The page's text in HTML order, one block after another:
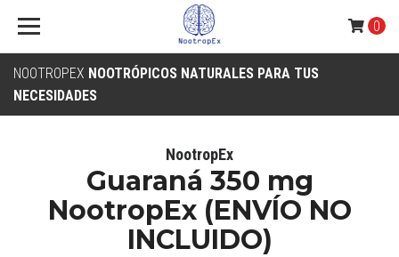
NOOTROPEX NOOTRÓPICOS NATURALES PARA TUS
NECESIDADES
0
NootropEx
Guaraná 350 mg
NootropEx (ENVÍO NO
INCLUIDO)